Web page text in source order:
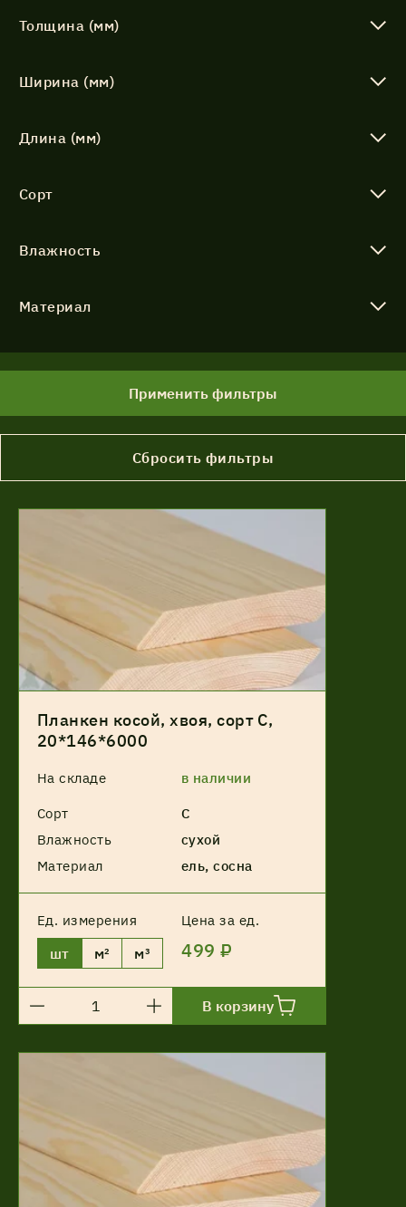
Толщина (мм)
Ширина (мм)
Длина (мм)
Сорт
Влажность
Материал
Применить фильтры
Сбросить фильтры
Планкен косой, хвоя, сорт С,
20*146*6000
На складе в наличии
Сорт
С
Влажность
сухой
Материал
ель, сосна
Ед. измерения Цена за ед.
шт м² м³ 499 ₽
В корзину